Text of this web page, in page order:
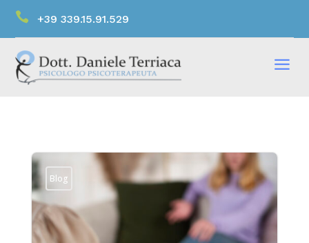
 +39 339.15.91.529
a
Blog